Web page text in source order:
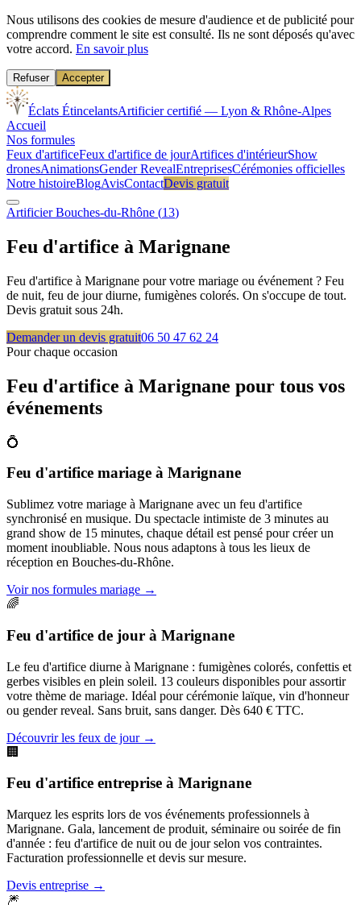
Nous utilisons des cookies de mesure d'audience et de publicité pour
comprendre comment le site est consulté. Ils ne sont déposés qu'avec
votre accord. En savoir plus
Refuser Accepter
Éclats ÉtincelantsArtificier certifié — Lyon & Rhône-Alpes
Accueil
Nos formules
Feux d'artificeFeux d'artifice de jourArtifices d'intérieurShow
dronesAnimationsGender RevealEntreprisesCérémonies officielles
Notre histoireBlogAvisContactDevis gratuit
ArtificierBouches-du-Rhône (13)
Feu d'artifice à Marignane
Feu d'artifice à Marignane pour votre mariage ou événement ? Feu
de nuit, feu de jour diurne, fumigènes colorés. On s'occupe de tout.
Devis gratuit sous 24h.
Demander un devis gratuit06 50 47 62 24
Pour chaque occasion
Feu d'artifice à Marignane pour tous vos
événements
💍
Feu d'artifice mariage à Marignane
Sublimez votre mariage à Marignane avec un feu d'artifice
synchronisé en musique. Du spectacle intimiste de 3 minutes au
grand show de 15 minutes, chaque détail est pensé pour créer un
moment inoubliable. Nous nous adaptons à tous les lieux de
réception en Bouches-du-Rhône.
Voir nos formules mariage →
🌈
Feu d'artifice de jour à Marignane
Le feu d'artifice diurne à Marignane : fumigènes colorés, confettis et
gerbes visibles en plein soleil. 13 couleurs disponibles pour assortir
votre thème de mariage. Idéal pour cérémonie laïque, vin d'honneur
ou gender reveal. Sans bruit, sans danger. Dès 640 € TTC.
Découvrir les feux de jour→
🏢
Feu d'artifice entreprise à Marignane
Marquez les esprits lors de vos événements professionnels à
Marignane. Gala, lancement de produit, séminaire ou soirée de fin
d'année : feu d'artifice de nuit ou de jour selon vos contraintes.
Facturation professionnelle et devis sur mesure.
Devis entreprise →
🎆